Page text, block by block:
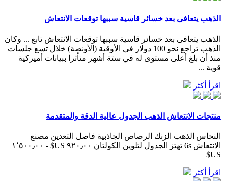
الذهب يتعافى بعد خسائر قاسية سببها توقعات الانتعاش
الذهب يتعافى بعد خسائر قاسية سببها توقعات الانتعاش تابع ... وكان
الذهب تراجع نحو 100 دولار في الأوقية (الأونصة) خلال تسع جلسات
منذ أن بلغ أعلى مستوى له في ستة أشهر متأثرا ببيانات أميركية
قوية ...
اقرأ أكثر
منتجات الانتعاش الذهب الجدول عالية الدقة والمتقدمة
النحاس الذهب الزنك الرصاص الجاذبية فاصل التعدين مصنع
الانتعاش 6s تهتز الجدول لتلوين الكولتان ٩٢٠٫٠٠ US$ - ١٬٥٠٠٫٠٠
US$
اقرأ أكثر